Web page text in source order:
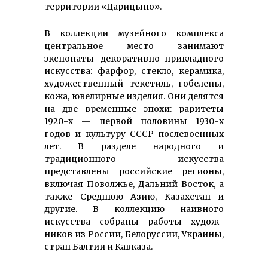
территории «Царицыно».
В коллекции музейного комплекса
центральное место занимают
экспонаты декоративно-прикладного
искусства: фарфор, стекло, керамика,
художественный текстиль, гобелены,
кожа, ювелирные изделия. Они делятся
на две временные эпохи: раритеты
1920-х — первой половины 1930-х
годов и культуру СССР послевоенных
лет. В разделе народ­ного и
традиционного искусства
представлены российские регионы,
включая Поволжье, Дальний Восток, а
также Среднюю Азию, Казахстан и
другие. В коллекцию наивного
искусства собраны работы худож­
ников из России, Белоруссии, Украи­ны,
стран Балтии и Кавказа.